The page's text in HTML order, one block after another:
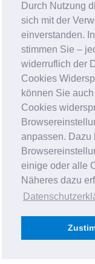
Durch Nutzung
sich mit der
einverstanden.
stimmen Sie –
widerruflich der
Cookies
können Sie
Cookies
anpassen. Dazu
einige oder alle
Näheres dazu